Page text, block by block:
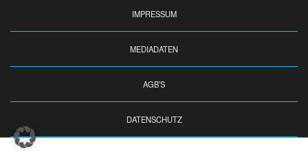
IMPRESSUM
MEDIADATEN
AGB’S
DATENSCHUTZ